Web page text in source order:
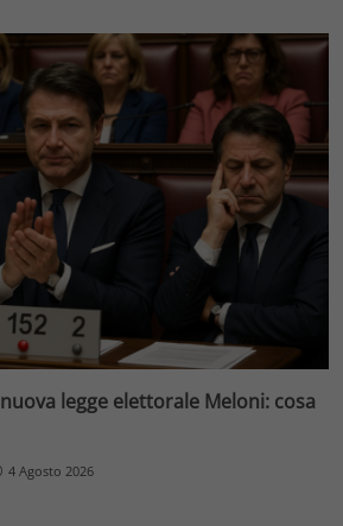
legge elettorale Meloni: cosa
4 Agosto 2026